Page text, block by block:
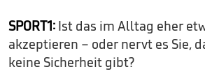
SPORT1: Ist das im Alltag eher
akzeptieren – oder nervt es Sie,
keine Sicherheit gibt?